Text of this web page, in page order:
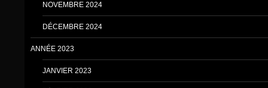
NOVEMBRE 2024
DÉCEMBRE 2024
ANNÉE 2023
JANVIER 2023